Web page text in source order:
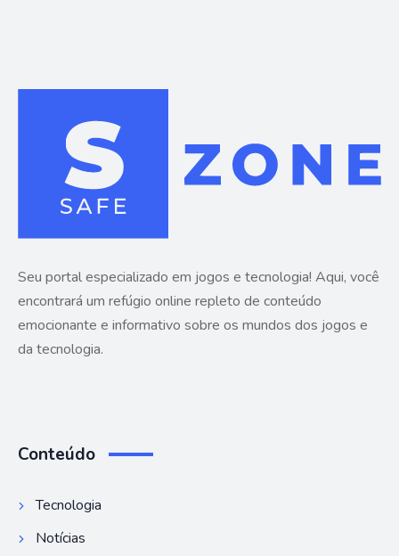
Seu portal especializado em jogos e tecnologia! Aqui, você
encontrará um refúgio online repleto de conteúdo
emocionante e informativo sobre os mundos dos jogos e
da tecnologia.
Conteúdo
Tecnologia
Notícias